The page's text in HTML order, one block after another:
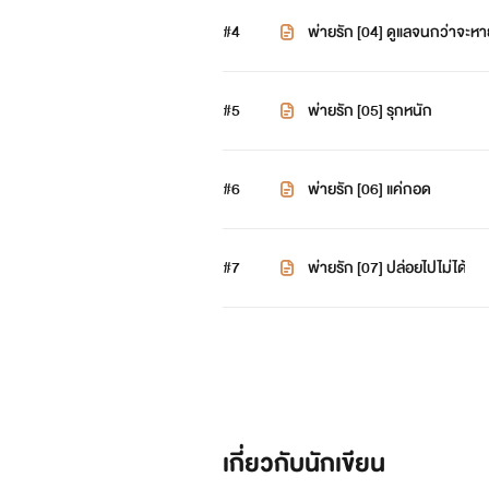
#4 พ่ายรัก [04] ดูแลจนกว่าจะห
#5 พ่ายรัก [05] รุกหนัก
#6 พ่ายรัก [06] แค่กอด
#7 พ่ายรัก [07] ปล่อยไปไม่ได้
เกี่ยวกับนักเขียน